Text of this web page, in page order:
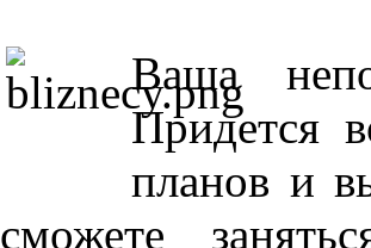
Ваша
Придется
планов и
сможете